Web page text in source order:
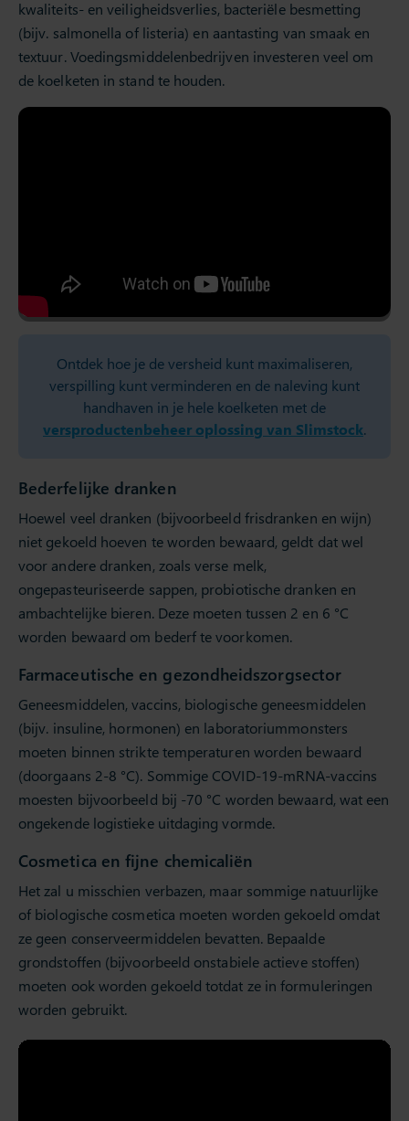
kwaliteits- en veiligheidsverlies, bacteriële besmetting
(bijv. salmonella of listeria) en aantasting van smaak en
textuur. Voedingsmiddelenbedrijven investeren veel om
de koelketen in stand te houden.
Ontdek hoe je de versheid kunt maximaliseren,
verspilling kunt verminderen en de naleving kunt
handhaven in je hele koelketen met de
versproductenbeheer oplossing van Slimstock.
Bederfelijke dranken
Hoewel veel dranken (bijvoorbeeld frisdranken en wijn)
niet gekoeld hoeven te worden bewaard, geldt dat wel
voor andere dranken, zoals verse melk,
ongepasteuriseerde sappen, probiotische dranken en
ambachtelijke bieren. Deze moeten tussen 2 en 6 °C
worden bewaard om bederf te voorkomen.
Farmaceutische en gezondheidszorgsector
Geneesmiddelen, vaccins, biologische geneesmiddelen
(bijv. insuline, hormonen) en laboratoriummonsters
moeten binnen strikte temperaturen worden bewaard
(doorgaans 2-8 °C). Sommige COVID-19-mRNA-vaccins
moesten bijvoorbeeld bij -70 °C worden bewaard, wat een
ongekende logistieke uitdaging vormde.
Cosmetica en fijne chemicaliën
Het zal u misschien verbazen, maar sommige natuurlijke
of biologische cosmetica moeten worden gekoeld omdat
ze geen conserveermiddelen bevatten. Bepaalde
grondstoffen (bijvoorbeeld onstabiele actieve stoffen)
moeten ook worden gekoeld totdat ze in formuleringen
worden gebruikt.